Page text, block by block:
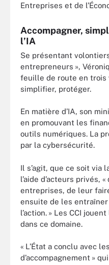
Entreprises et de
Accompagner,
l’IA
Se présentant
entrepreneurs »,
feuille de route en trois
simplifier, protéger.
En matière d’IA, son
en promouvant les
outils numériques. La
par la cybersécurité.
Il s’agit, que ce soit via
l’aide d’acteurs privés,
entreprises, de leur
ensuite de les entraîner
l’action. » Les CCI
dans ce domaine.
« L’État a conclu avec
d’accompagnement »